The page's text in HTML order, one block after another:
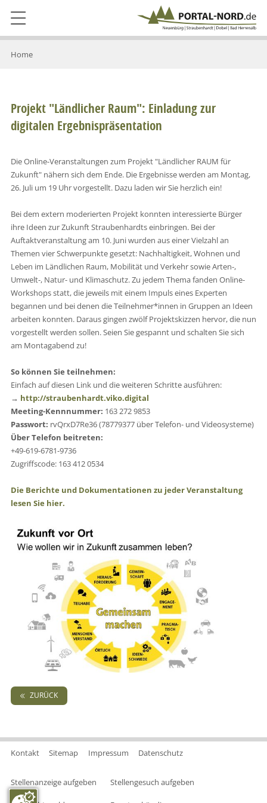
Home
Projekt "Ländlicher Raum": Einladung zur
digitalen Ergebnispräsentation
Die Online-Veranstaltungen zum Projekt "Ländlicher RAUM für
Zukunft" nähern sich dem Ende. Die Ergebnisse werden am Montag,
26. Juli um 19 Uhr vorgestellt. Dazu laden wir Sie herzlich ein!
Bei dem extern moderierten Projekt konnten interessierte Bürger
ihre Ideen zur Zukunft Straubenhardts einbringen. Bei der
Auftaktveranstaltung am 10. Juni wurden aus einer Vielzahl an
Themen vier Schwerpunkte gesetzt: Nachhaltigkeit, Wohnen und
Leben im Ländlichen Raum, Mobilität und Verkehr sowie Arten-,
Umwelt-, Natur- und Klimaschutz. Zu jedem Thema fanden Online-
Workshops statt, die jeweils mit einem Impuls eines Experten
begannen und bei denen die Teilnehmer*innen in Gruppen an Ideen
arbeiten konnten. Daraus gingen zwölf Projektskizzen hervor, die nun
vorgestellt werden sollen. Seien Sie gespannt und schalten Sie sich
am Montagabend zu!
So können Sie teilnehmen:
Einfach auf diesen Link und die weiteren Schritte ausführen:
→ http://straubenhardt.viko.digital
Meeting-Kennnummer: 163 272 9853
Passwort: rvQrxD7Re36 (78779377 über Telefon- und Videosysteme)
Über Telefon beitreten:
+49-619-6781-9736
Zugriffscode: 163 412 0534
Die Berichte und Dokumentationen zu jeder Veranstaltung
lesen Sie hier.
ZURÜCK
Kontakt Sitemap Impressum Datenschutz
Stellenanzeige aufgeben Stellengesuch aufgeben